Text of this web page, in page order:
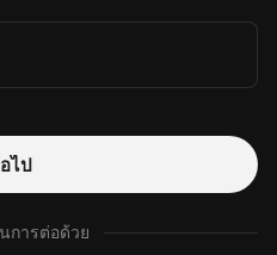
ไป
การต่อด้วย